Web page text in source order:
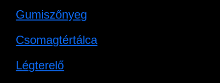
Gumiszőnyeg
Csomagtértálca
Légterelő